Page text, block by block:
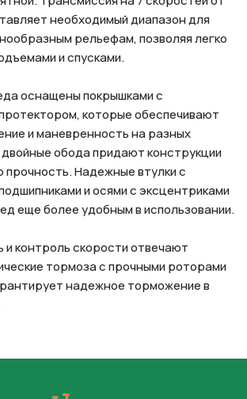
необходимый диапазон для
рельефам, позволяя легко
и спусками.
оснащены покрышками с
которые обеспечивают
и маневренность на разных
обода придают конструкции
Надежные втулки с
и осями с эксцентриками
еще более удобным в использовании.
и контроль скорости отвечают
тормоза с прочными роторами
надежное торможение в